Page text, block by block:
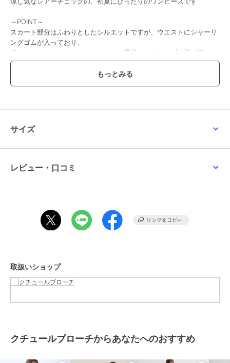
～POINT～
スカート部分はふわりとしたシルエットですが、ウエストにシャーリ
ングゴムが入っており、
程よくウエストにフィットするので、子供っぽくならずに着て頂けま
す。
シアー素材ですが、身頃とスカート部分に裏が付いているので透けの
心配はありません。
シアー感のあるチェック柄です。
柄がある為、シワも目立ちにくく、お気軽に着ていただけます。
・ポケットなし
※照明の関係により、実際よりも色味が違って見える場合がありま
【スタッフコメント】
shino（164）
【26SS NEW ARRIVAL】
サイズ
レビュー・口コミ
取扱いショップ
クチュールブローチからあなたへのおすすめ